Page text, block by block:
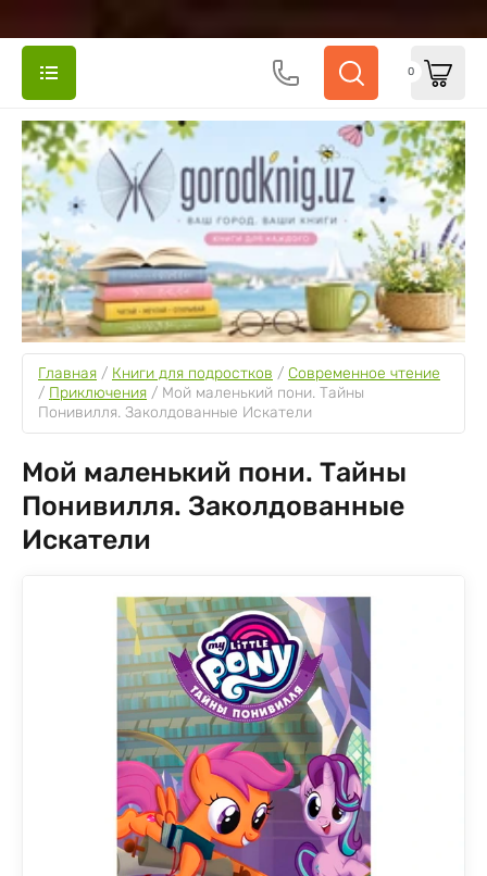
0
Главная / Книги для подростков / Cовременное чтение
/ Приключения / Мой маленький пони. Тайны
Понивилля. Заколдованные Искатели
Мой маленький пони. Тайны
Понивилля. Заколдованные
Искатели